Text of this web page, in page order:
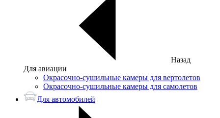
Назад
Для авиации
Окрасочно-сушильные камеры для вертолетов
Окрасочно-сушильные камеры для самолетов
Для автомобилей